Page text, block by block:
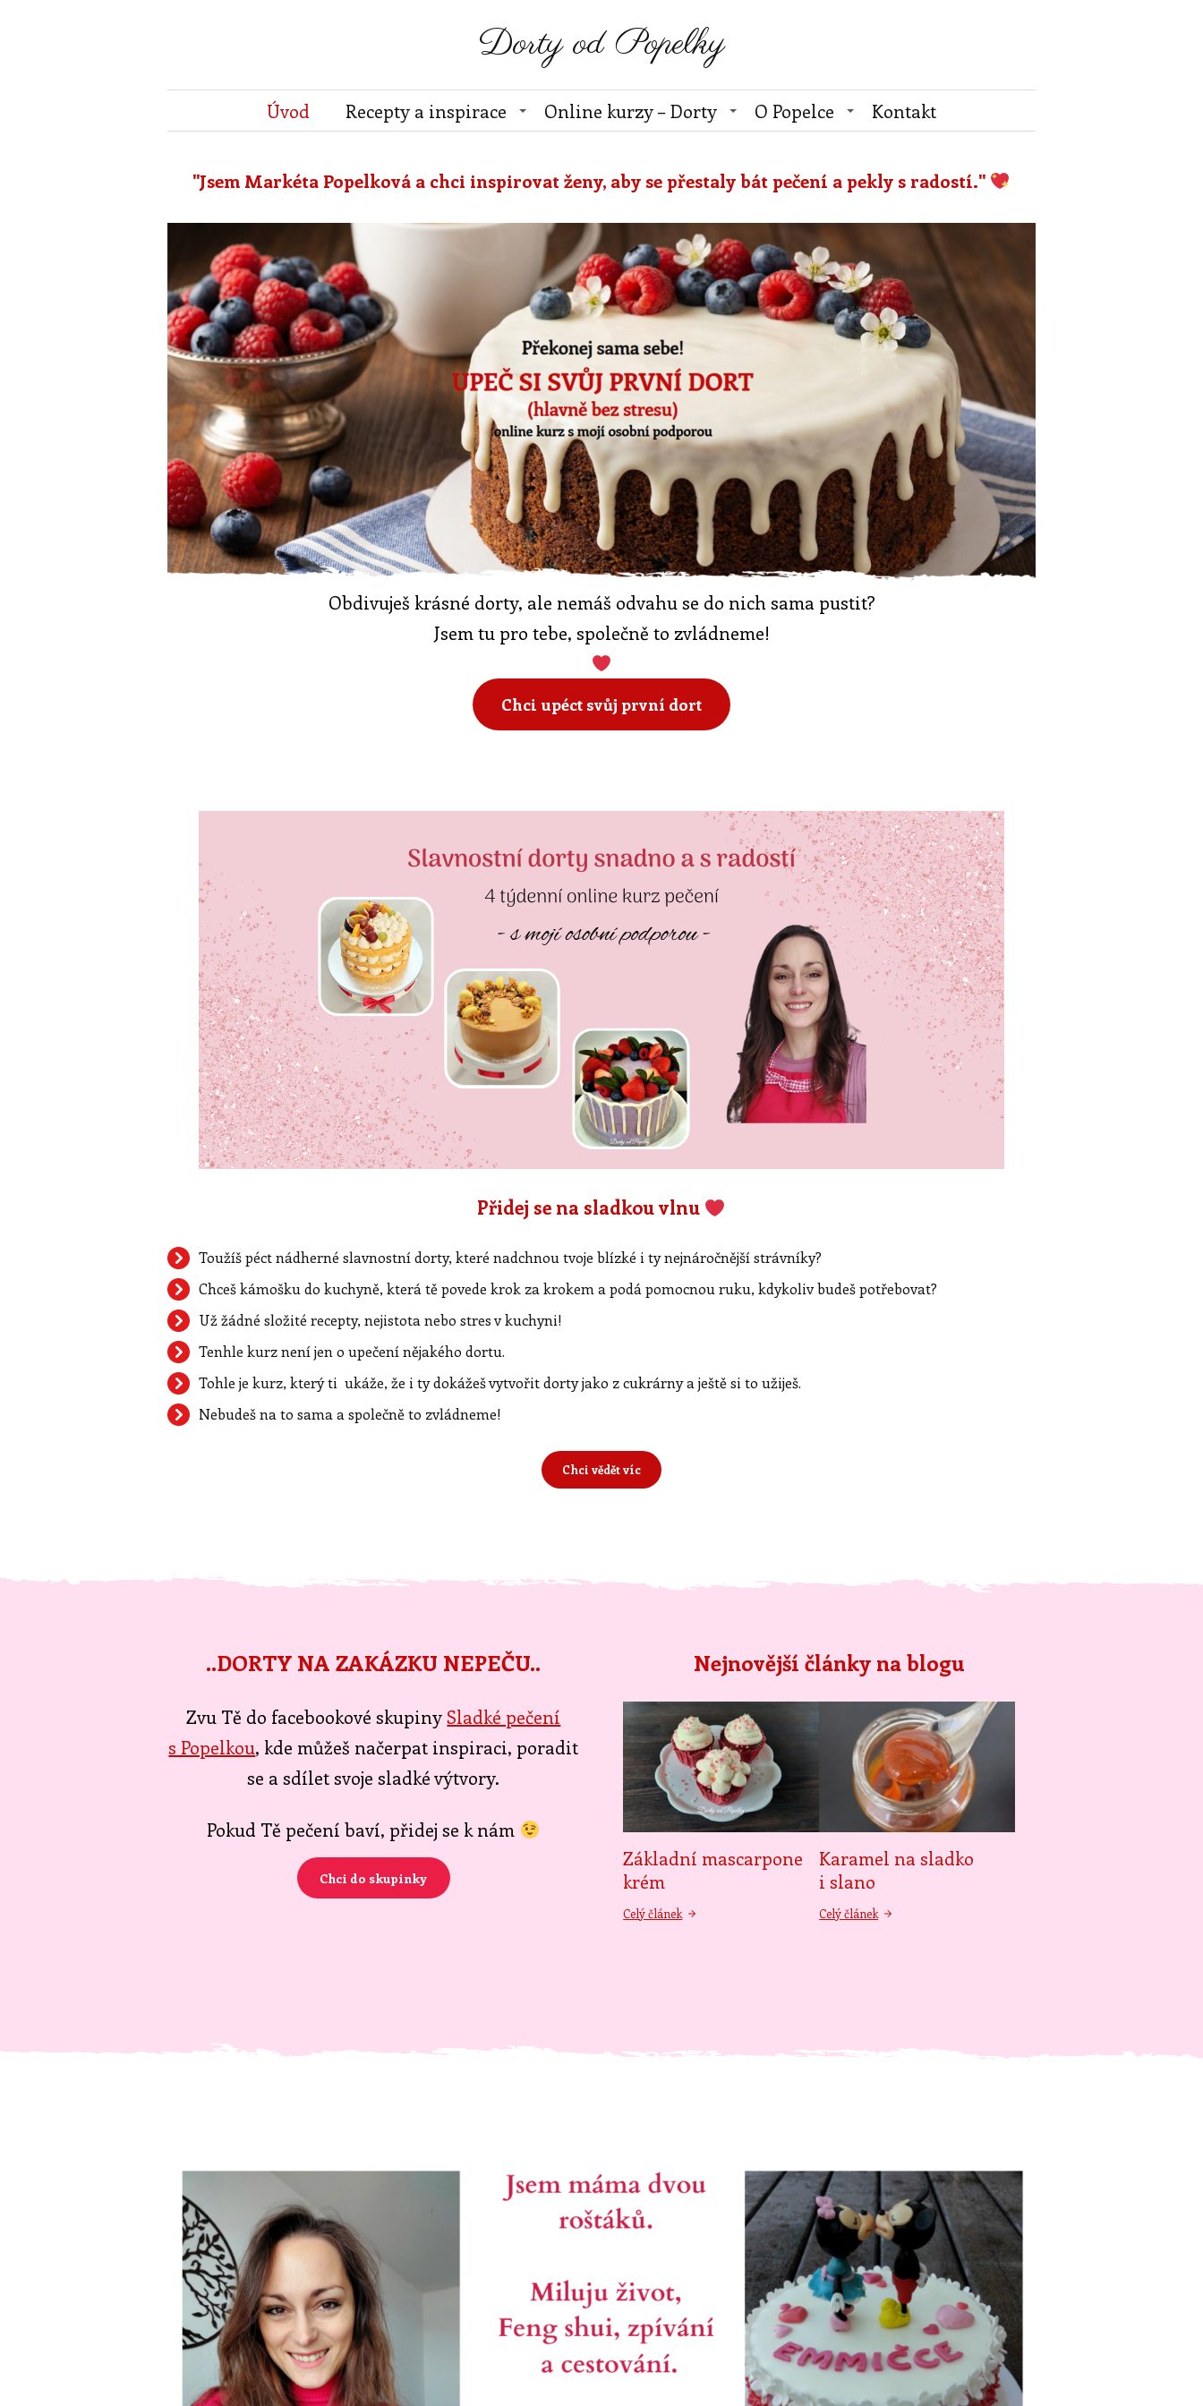
Dorty od Popelky
Úvod Recepty a inspirace Online kurzy – Dorty O Popelce Kontakt
"Jsem Markéta Popelková a chci inspirovat ženy, aby se přestaly bát pečení a pekly s radostí."
Obdivuješ krásné dorty, ale nemáš odvahu se do nich sama pustit?
Jsem tu pro tebe, společně to zvládneme!
Chci upéct svůj první dort
Přidej se na sladkou vlnu
Toužíš péct nádherné slavnostní dorty, které nadchnou tvoje blízké i ty nejnáročnější strávníky?
Chceš kámošku do kuchyně, která tě povede krok za krokem a podá pomocnou ruku, kdykoliv budeš potřebovat?
Už žádné složité recepty, nejistota nebo stres v kuchyni!
Tenhle kurz není jen o upečení nějakého dortu.
Tohle je kurz, který ti ukáže, že i ty dokážeš vytvořit dorty jako z cukrárny a ještě si to užiješ.
Nebudeš na to sama a společně to zvládneme!
Chci vědět víc
..DORTY NA ZAKÁZKU NEPEČU..
Zvu Tě do facebookové skupinySladké pečení
s Popelkou, kde můžeš načerpat inspiraci, poradit
se a sdílet svoje sladké výtvory.
Pokud Tě pečení baví, přidej se k nám
Chci do skupinky
Nejnovější články na blogu
Základní mascarpone
krém
Celý článek
Karamel na sladko
i slano
Celý článek